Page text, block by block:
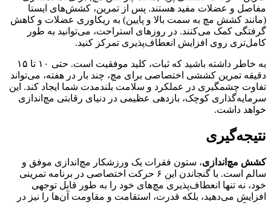
مفاصل و عضلات مفید هستند. پس از تمرین، کشش‌های ایستا
(مانند کشش مچ به سمت بالا و پایین) به ریکاوری عضلات و کاهش
گرفتگی کمک می‌کنند. در روزهای استراحت، می‌توانید به طور
کامل‌تری روی افزایش انعطاف‌پذیری تمرکز کنید.
به خاطر داشته باشید که ثبات، کلید موفقیت است. حتی ۱۰ تا ۱۵
دقیقه تمرین کششی اختصاصی برای مچ، چند بار در هفته، می‌تواند
تفاوت چشمگیری در عملکرد و سلامت بلندمدت شما ایجاد کند. این
سرمایه‌گذاری کوچک، بازدهی عظیمی در دنیای رقابتی مچ‌اندازی
خواهد داشت.
نتیجه‌گیری
کشش مچ‌اندازی، ستون فقرات یک ورزشکار مچ‌اندازی موفق و
سالم است. با گنجاندن این ۶ حرکت اختصاصی در برنامه تمرینی
خود، نه تنها انعطاف‌پذیری مچ‌های خود را به طور قابل توجهی
افزایش می‌دهید، بلکه قدرت، استقامت و مقاومت آن‌ها را نیز در